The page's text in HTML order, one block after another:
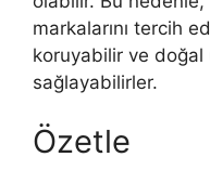
markalarını tercih
koruyabilir ve
sağlayabilirler.
Özetle